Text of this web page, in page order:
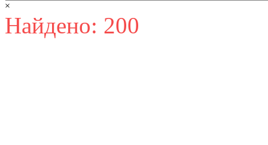
×
Найдено: 200